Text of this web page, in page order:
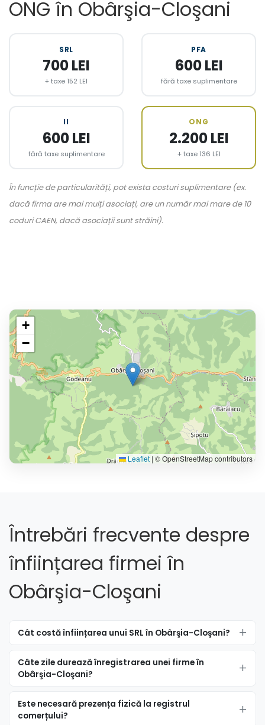
ONG în Obârşia-Cloşani
SRL
700 LEI
+ taxe 152 LEI
PFA
600 LEI
fără taxe suplimentare
II
600 LEI
fără taxe suplimentare
ONG
2.200 LEI
+ taxe 136 LEI
În funcție de particularități, pot exista costuri suplimentare (ex.
dacă firma are mai mulți asociați, are un număr mai mare de 10
coduri CAEN, dacă asociații sunt străini).
+
−
Leaflet | © OpenStreetMap contributors
Întrebări frecvente despre
înființarea firmei în
Obârşia-Cloşani
Cât costă înființarea unui SRL în Obârşia-Cloşani?
Câte zile durează înregistrarea unei firme în
Obârşia-Cloşani?
Este necesară prezența fizică la registrul
comerțului?